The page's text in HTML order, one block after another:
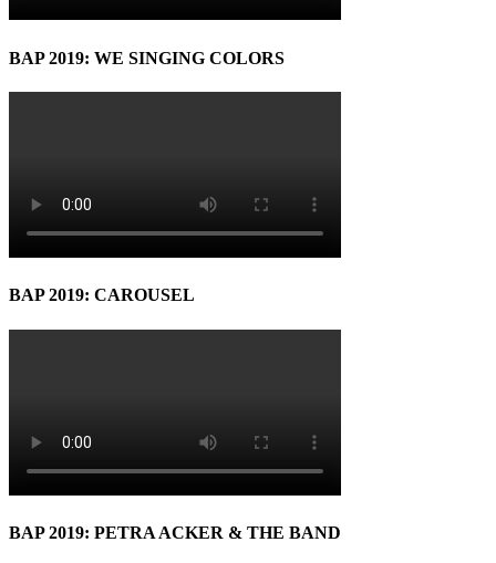
BAP 2019: WE SINGING COLORS
BAP 2019: CAROUSEL
BAP 2019: PETRA ACKER & THE BAND